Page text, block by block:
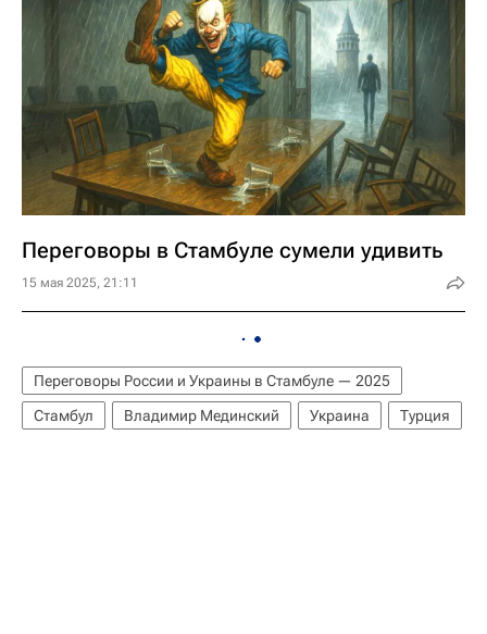
Переговоры в Стамбуле сумели удивить
15 мая 2025, 21:11
Переговоры России и Украины в Стамбуле — 2025
Стамбул
Владимир Мединский Украина Турция